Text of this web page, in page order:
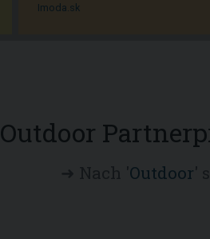
Imoda.sk
Outdoor
Outdoor